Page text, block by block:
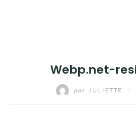
Webp.net-
par JULIETTE